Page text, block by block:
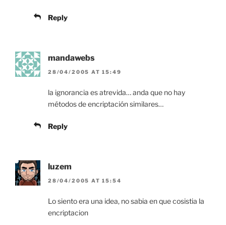
Reply
mandawebs
28/04/2005 AT 15:49
la ignorancia es atrevida… anda que no hay
métodos de encriptación similares…
Reply
luzem
28/04/2005 AT 15:54
Lo siento era una idea, no sabia en que cosistia la
encriptacion